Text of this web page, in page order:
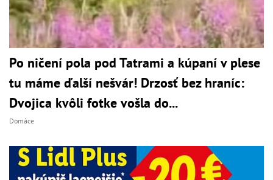
Po ničení pola pod Tatrami a kúpaní v plese
tu máme ďalší nešvár! Drzosť bez hraníc:
Dvojica kvôli fotke vošla do...
Domáce